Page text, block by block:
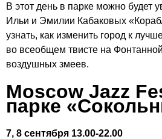
В этот день в парке можно будет
Ильи и Эмилии Кабаковых
узнать, как изменить город к
во всеобщем твисте на
воздушных змеев.
Moscow Jazz
парке
7, 8 сентября 13.00-22.00